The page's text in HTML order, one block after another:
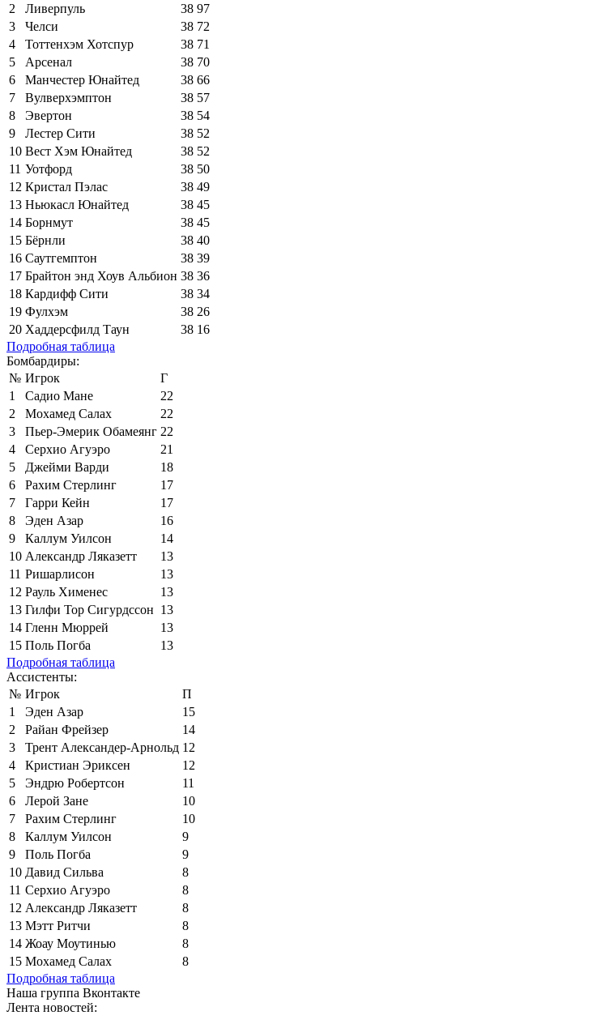
2
Ливерпуль 38 97
3
Челси 38 72
4
Тоттенхэм Хотспур 38 71
5
Арсенал 38 70
6
Манчестер Юнайтед 38 66
7
Вулверхэмптон 38 57
8
Эвертон 38 54
9
Лестер Сити 38 52
10 Вест Хэм Юнайтед 38 52
11 Уотфорд 38 50
12 Кристал Пэлас 38 49
13 Ньюкасл Юнайтед 38 45
14 Борнмут 38 45
15 Бёрнли 38 40
16 Саутгемптон 38 39
17 Брайтон энд Хоув Альбион 38 36
18 Кардифф Сити 38 34
19 Фулхэм 38 26
20 Хаддерсфилд Таун 38 16
Подробная таблица
Бомбардиры:
№ Игрок
Г
1
Садио Мане
22
2
Мохамед Салах
22
3
Пьер-Эмерик Обамеянг 22
4
Серхио Агуэро
21
5
Джейми Варди
18
6
Рахим Стерлинг
17
7
Гарри Кейн
17
8
Эден Азар
16
9
Каллум Уилсон
14
10 Александр Ляказетт
13
11 Ришарлисон
13
12 Рауль Хименес
13
13 Гилфи Тор Сигурдссон 13
14 Гленн Мюррей
13
15 Поль Погба
13
Подробная таблица
Ассистенты:
№ Игрок
П
1
Эден Азар
15
2
Райан Фрейзер
14
3
Трент Александер-Арнольд 12
4
Кристиан Эриксен
12
5
Эндрю Робертсон
11
6
Лерой Зане
10
7
Рахим Стерлинг
10
8
Каллум Уилсон
9
9
Поль Погба
9
10 Давид Сильва
8
11 Серхио Агуэро
8
12 Александр Ляказетт
8
13 Мэтт Ритчи
8
14 Жоау Моутинью
8
15 Мохамед Салах
8
Подробная таблица
Наша группа Вконтакте
Лента новостей: